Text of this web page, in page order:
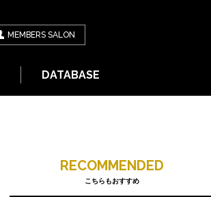
MEMBERS SALON
DATABASE
RECOMMENDED
こちらもおすすめ